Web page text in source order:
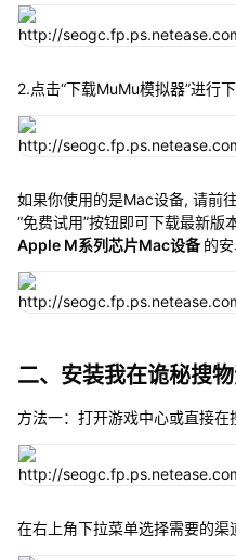
2.点击“下载MuMu模拟器”进行下
如果你使用的是Mac设备, 请前
“免费试用”按钮即可下载最新版
Apple M系列芯片Mac设备的安
二、安装我在诡秘搜
方法一：打开游戏中心或直接在
在右上角下拉菜单选择需要的渠